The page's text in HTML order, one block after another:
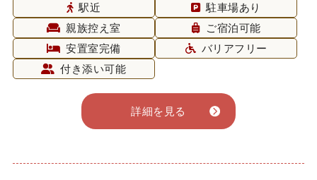
駅近
駐車場あり
親族控え室
ご宿泊可能
安置室完備
バリアフリー
付き添い可能
詳細を見る